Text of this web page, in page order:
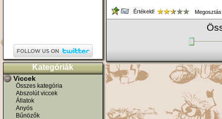
Kategóriák
Viccek
Összes kategória
Abszolút viccek
Állatok
Anyós
Bűnözők
Értékeld!